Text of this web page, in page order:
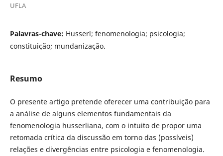
UFLA
Palavras-chave: Husserl; fenomenologia; psicologia;
constituição; mundanização.
Resumo
O presente artigo pretende oferecer uma contribuição para
a análise de alguns elementos fundamentais da
fenomenologia husserliana, com o intuito de propor uma
retomada crítica da discussão em torno das (possíveis)
relações e divergências entre psicologia e fenomenologia.